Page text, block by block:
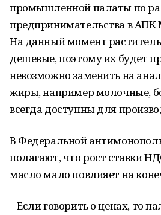
промышленной палаты по
предпринимательства в АПК
На данный момент
дешевые, поэтому их будет
невозможно заменить на
жиры, например молочные,
всегда доступны для
В Федеральной
полагают, что рост ставки
масло мало повлияет на
– Если говорить о ценах, то